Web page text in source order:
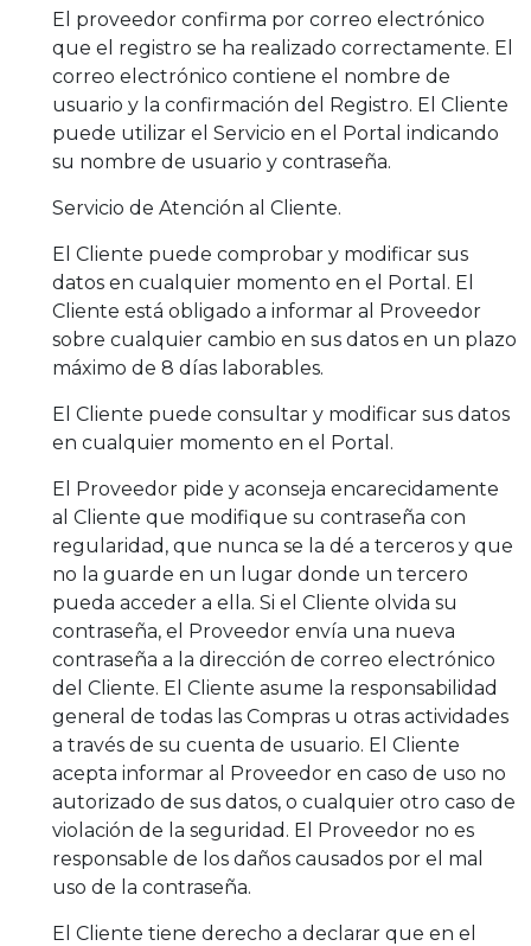
El proveedor confirma por correo electrónico
que el registro se ha realizado correctamente. El
correo electrónico contiene el nombre de
usuario y la confirmación del Registro. El Cliente
puede utilizar el Servicio en el Portal indicando
su nombre de usuario y contraseña.
Servicio de Atención al Cliente.
El Cliente puede comprobar y modificar sus
datos en cualquier momento en el Portal. El
Cliente está obligado a informar al Proveedor
sobre cualquier cambio en sus datos en un plazo
máximo de 8 días laborables.
El Cliente puede consultar y modificar sus datos
en cualquier momento en el Portal.
El Proveedor pide y aconseja encarecidamente
al Cliente que modifique su contraseña con
regularidad, que nunca se la dé a terceros y que
no la guarde en un lugar donde un tercero
pueda acceder a ella. Si el Cliente olvida su
contraseña, el Proveedor envía una nueva
contraseña a la dirección de correo electrónico
del Cliente. El Cliente asume la responsabilidad
general de todas las Compras u otras actividades
a través de su cuenta de usuario. El Cliente
acepta informar al Proveedor en caso de uso no
autorizado de sus datos, o cualquier otro caso de
violación de la seguridad. El Proveedor no es
responsable de los daños causados por el mal
uso de la contraseña.
El Cliente tiene derecho a declarar que en el